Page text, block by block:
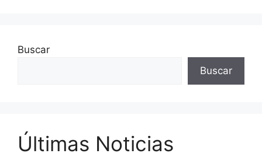
Buscar
Buscar
Últimas Noticias